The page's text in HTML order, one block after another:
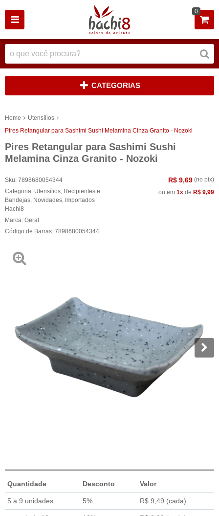
0
CATEGORIAS
Home
Utensílios
Pires Retangular para Sashimi Sushi Melamina Cinza Granito - Nozoki
Pires Retangular para Sashimi Sushi
Melamina Cinza Granito - Nozoki
Sku: 7898680054344
Categoria: Utensílios Recipientes e
Bandejas Novidades Importados
Hachi8
Marca: Geral
Código de Barras: 7898680054344
R$ 9,69 (no pix)
ou em 1x de R$ 9,99
Quantidade Desconto Valor
5 a 9 unidades 5% R$ 9,49 (cada)